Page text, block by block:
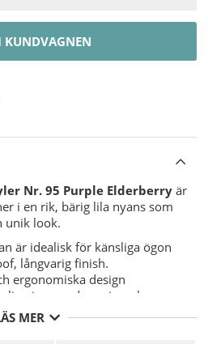
KUNDVAGNEN
Nr. 95 Purple Elderberry är
i en rik, bärig lila nyans som
unik look.
är idealisk för känsliga ögon
långvarig finish.
ergonomiska design
medan mineralen
och skyddar mot UV-strålar.
kombineras med en
MER